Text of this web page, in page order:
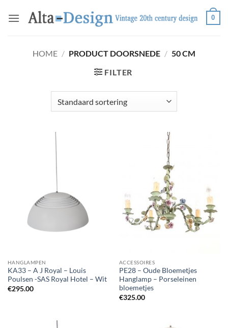
naar
0
HOME / PRODUCT DOORSNEDE / 50 CM
FILTER
HANGLAMPEN
KA33 – A J Royal – Louis
Poulsen -SAS Royal Hotel – Wit
€295.00
ACCESSOIRES
PE28 – Oude Bloemetjes
Hanglamp – Porseleinen
bloemetjes
€325.00